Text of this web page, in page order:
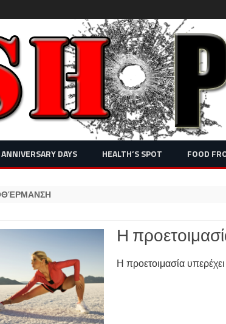
Skip
content
ANNIVERSARY DAYS HEALTH’S SPOT FOOD
Η
Η προετοιμασία